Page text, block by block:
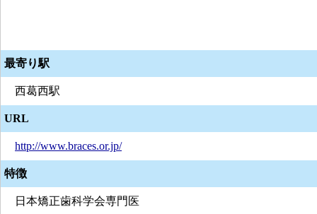
最寄り駅
西葛西駅
URL
http://www.braces.or.jp/
特徴
日本矯正歯科学会専門医